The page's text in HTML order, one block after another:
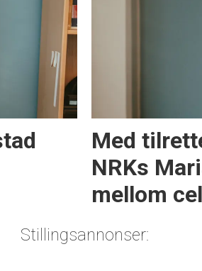
Med
NRKs
mellom
Stillingsannonser: